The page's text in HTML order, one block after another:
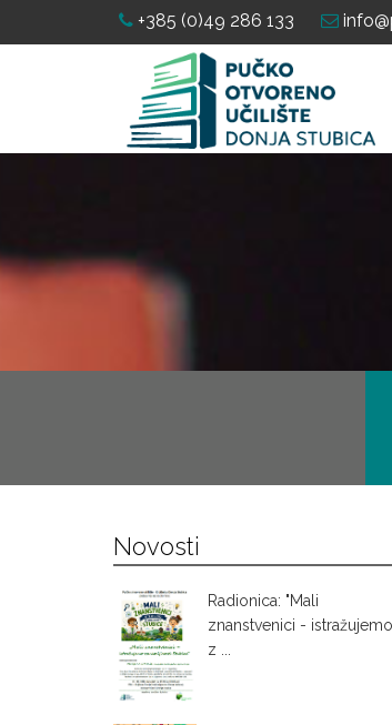
+385 (0)49 286 133
Novosti
Radionica: "Mali
znanstvenici - istražujemo
z ...